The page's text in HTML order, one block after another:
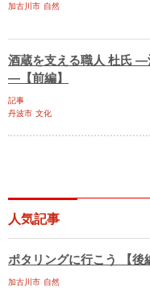
加古川市 自然
酒蔵を支える職人 杜氏
―【前編】
記事
丹波市 文化
人気記事
ポタリングに行こう 【後
加古川市 自然